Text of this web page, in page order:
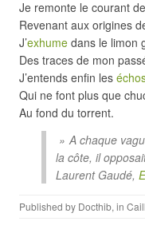
Je remonte le courant
Revenant aux origines
J’exhume dans le limon
Des traces de mon
J’entends enfin les
Qui ne font plus que
Au fond du torrent.
» A chaque
la côte, il
Laurent Gaudé,
Published by Docthib, in